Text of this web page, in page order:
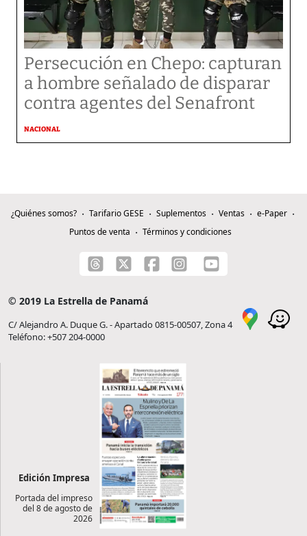
Persecución en Chepo: capturan
a hombre señalado de disparar
contra agentes del Senafront
NACIONAL
¿Quiénes somos? Tarifario GESE Suplementos Ventas
e-Paper
Puntos de venta
Términos y condiciones
© 2019 La Estrella de Panamá
C/ Alejandro A. Duque G. - Apartado 0815-00507, Zona 4
Teléfono: +507 204-0000
Edición Impresa
Portada del impreso
del 8 de agosto de
2026